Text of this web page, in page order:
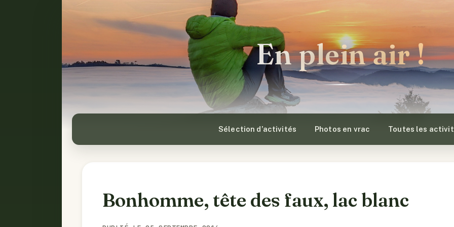
En plein air !
Sélection d’activités Photos en vrac Toutes les
Bonhomme, tête des faux, lac blanc